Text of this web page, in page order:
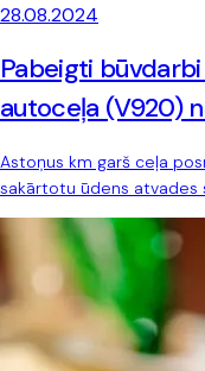
28.08.2024
Pabeigti
autoceļa (V920)
Astoņus km garš ceļa
sakārtotu ūdens atvades